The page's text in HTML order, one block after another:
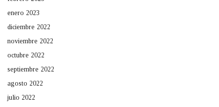
enero 2023
diciembre 2022
noviembre 2022
octubre 2022
septiembre 2022
agosto 2022
julio 2022